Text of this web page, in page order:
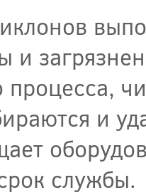
и
процесса,
и
службы.